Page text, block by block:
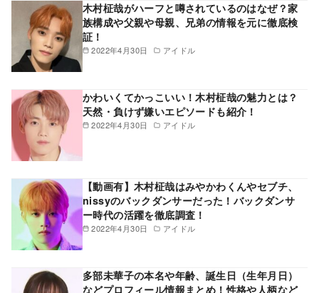
2022年4月30日 アイドル
木村柾哉がハーフと噂されているのはなぜ？家
族構成や父親や母親、兄弟の情報を元に徹底検
証！
2022年4月30日 アイドル
かわいくてかっこいい！木村柾哉の魅力とは？
天然・負けず嫌いエピソードも紹介！
2022年4月30日 アイドル
【動画有】木村柾哉はみやかわくんやセブチ、
nissyのバックダンサーだった！バックダンサ
ー時代の活躍を徹底調査！
多部未華子の本名や年齢、誕生日（生年月日）
などプロフィール情報まとめ！性格や人柄など